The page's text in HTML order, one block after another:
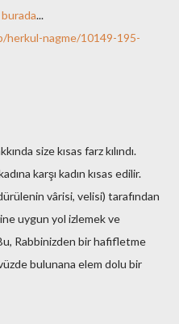
burada...
nagme/10149-195-
size kısas farz kılındı.
karşı kadın kısas edilir.
vârisi, velisi) tarafından
uygun yol izlemek ve
Rabbinizden bir hafifletme
bulunana elem dolu bir